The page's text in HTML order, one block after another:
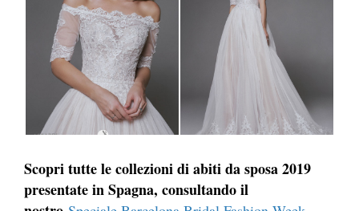
Scopri tutte le collezioni di abiti da sposa 2019
presentate in Spagna, consultando il